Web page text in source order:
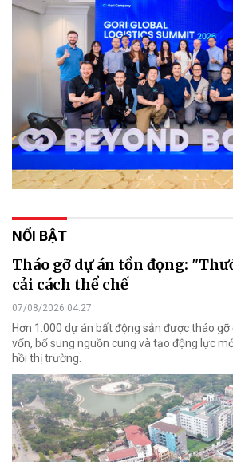
NỔI BẬT
Tháo gỡ dự án tồn đọng:
cải cách thể chế
07/08/2026 04:27
Hơn 1.000 dự án bất động sản được tháo
vốn, bổ sung nguồn cung và tạo động lực
hồi thị trường.